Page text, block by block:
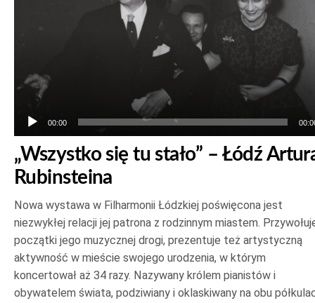
00:00
„Wszystko się tu stało” – Łódź
Rubinsteina
Nowa wystawa w Filharmonii Łódzkiej poświęcona jest
niezwykłej relacji jej patrona z rodzinnym miastem.
początki jego muzycznej drogi, prezentuje też artystyczną
aktywność w mieście swojego urodzenia, w którym
koncertował aż 34 razy. Nazywany królem pianistów i
obywatelem świata, podziwiany i oklaskiwany na obu